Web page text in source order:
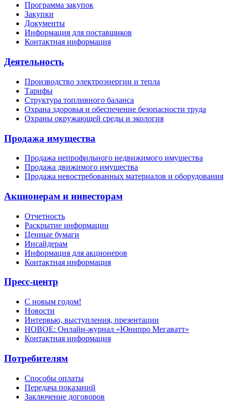
Программа закупок
Закупки
Документы
Информация для поставщиков
Контактная информация
Деятельность
Производство электроэнергии и тепла
Тарифы
Структура топливного баланса
Охрана здоровья и обеспечение безопасности труда
Охраны окружающей среды и экология
Продажа имущества
Продажа непрофильного недвижимого имущества
Продажа движимого имущества
Продажа невостребованных материалов и оборудования
Акционерам и инвесторам
Отчетность
Раскрытие информации
Ценные бумаги
Инсайдерам
Информация для акционеров
Контактная информация
Пресс-центр
С новым годом!
Новости
Интервью, выступления, презентации
НОВОЕ: Онлайн-журнал «Юнипро Мегаватт»
Контактная информация
Потребителям
Способы оплаты
Передача показаний
Заключение договоров